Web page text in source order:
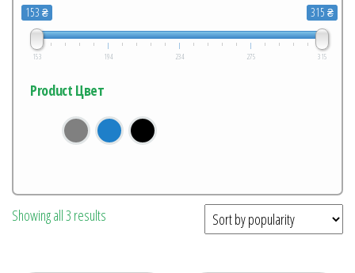
153 ₴ 315 ₴
153 194 234 275 315
Product Цвет
Showing all 3 results